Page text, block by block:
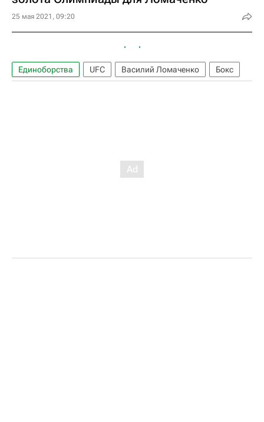
25 мая 2021, 09:20
Единоборства UFC Василий Ломаченко Бокс